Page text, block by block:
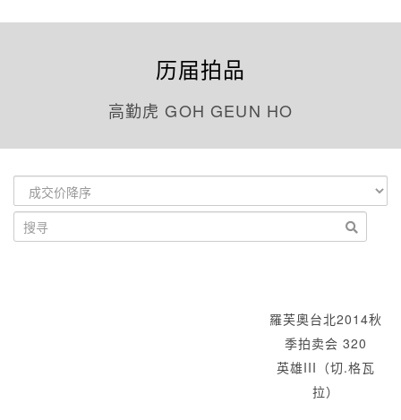
历届拍品
高勤虎 GOH GEUN HO
羅芙奧台北2014秋
季拍卖会 320
英雄III（切.格瓦
拉）